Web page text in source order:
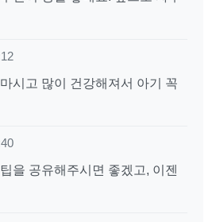
시고 많이 건강해져서 아기 꼭
을 공유해주시면 좋겠고, 이젠